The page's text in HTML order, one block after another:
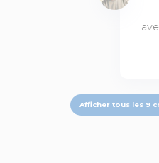
Afficher tous les 9